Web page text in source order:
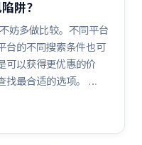
阱？
妨多做比较。不同平台
台的不同搜索条件也可
可以获得更优惠的价
找最合适的选项。 …